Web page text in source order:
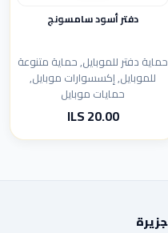
دفتر أسود سامسونج
حماية دفتر للموبايل, حماية متنوعة
للموبايل, إكسسوارات موبايل,
حمايات موبايل
20.00 ILS